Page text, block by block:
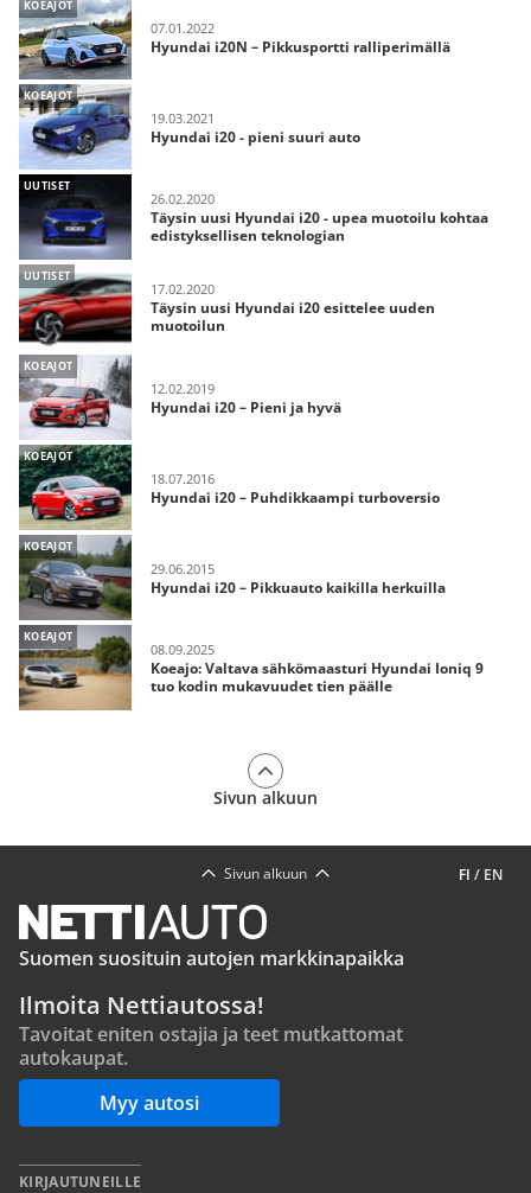
KOEAJOT
07.01.2022
Hyundai i20N – Pikkusportti ralliperimällä
KOEAJOT
19.03.2021
Hyundai i20 - pieni suuri auto
UUTISET
26.02.2020
Täysin uusi Hyundai i20 - upea muotoilu kohtaa
edistyksellisen teknologian
UUTISET
17.02.2020
Täysin uusi Hyundai i20 esittelee uuden
muotoilun
KOEAJOT
12.02.2019
Hyundai i20 – Pieni ja hyvä
KOEAJOT
18.07.2016
Hyundai i20 – Puhdikkaampi turboversio
KOEAJOT
29.06.2015
Hyundai i20 – Pikkuauto kaikilla herkuilla
KOEAJOT
08.09.2025
Koeajo: Valtava sähkömaasturi Hyundai Ioniq 9
tuo kodin mukavuudet tien päälle
Sivun alkuun
FI / EN
Sivun alkuun
Suomen suosituin autojen markkinapaikka
Ilmoita Nettiautossa!
Tavoitat eniten ostajia ja teet mutkattomat
autokaupat.
Myy autosi
KIRJAUTUNEILLE